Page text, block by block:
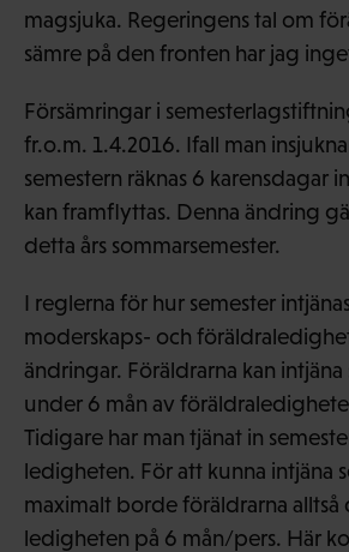
magsjuka. Regeringens tal om
sämre på den fronten har jag
Försämringar i
fr.o.m. 1.4.2016. Ifall man
semestern räknas 6 karensdagar
kan framflyttas. Denna ändring
detta års sommarsemester.
I reglerna för hur semester
moderskaps- och
ändringar. Föräldrarna kan
under 6 mån av
Tidigare har man tjänat in
ledigheten. För att kunna intjäna
maximalt borde föräldrarna alltså
ledigheten på 6 mån/pers. Här